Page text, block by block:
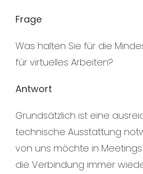
Frage
Was halten Sie für die
für virtuelles Arbeiten?
Antwort
Grundsätzlich ist eine
technische Ausstattung
von uns möchte in
die Verbindung immer